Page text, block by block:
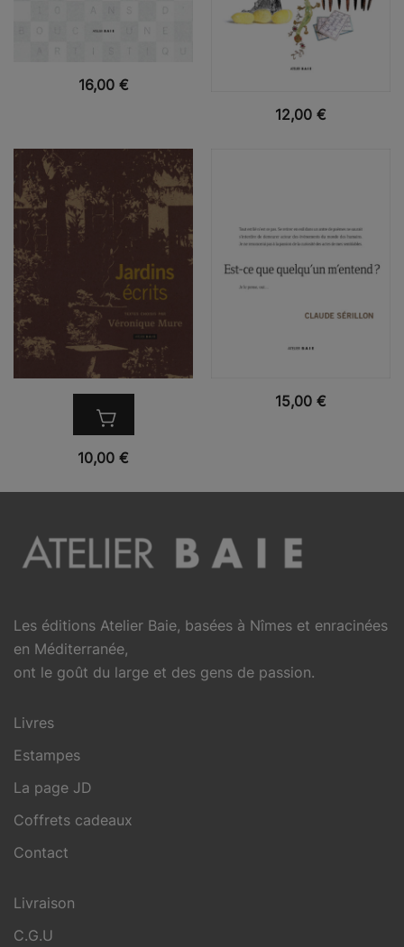
VUE RAPIDE
16,00 €
VUE RAPIDE
12,00 €
VUE RAPIDE
10,00 €
VUE RAPIDE
15,00 €
Les éditions Atelier Baie, basées à Nîmes et enracinées
en Méditerranée,
ont le goût du large et des gens de passion.
Livres
Estampes
La page JD
Coffrets cadeaux
Contact
Livraison
C.G.U